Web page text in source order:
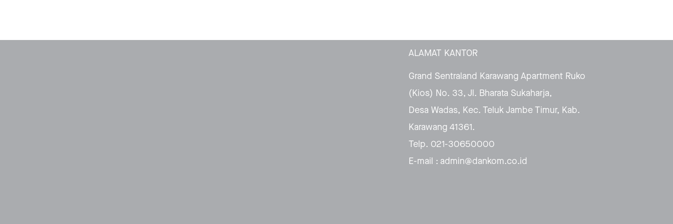
ALAMAT KANTOR
Grand Sentraland Karawang Apartment Ruko
(Kios) No. 33, Jl. Bharata Sukaharja,
Desa Wadas, Kec. Teluk Jambe Timur, Kab.
Karawang 41361.
Telp. 021-30650000
E-mail : admin@dankom.co.id